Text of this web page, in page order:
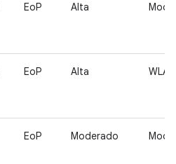
EoP Alta
EoP Alta WLAN
EoP Moderado